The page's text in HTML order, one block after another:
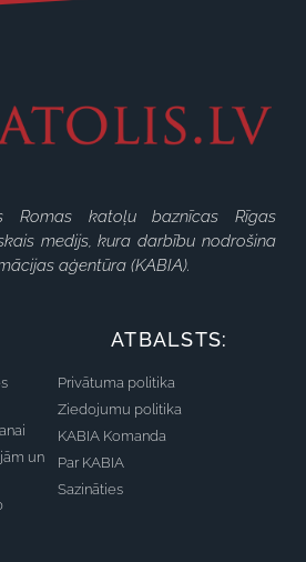
Romas katoļu baznīcas Rīgas
medijs, kura darbību nodrošina
aģentūra (KABIA).
un
ATBALSTS:
Privātuma politika
Ziedojumu politika
KABIA Komanda
Par KABIA
Sazināties